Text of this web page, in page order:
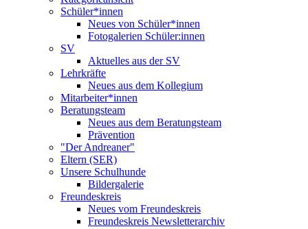
Schüler*innen
Neues von Schüler*innen
Fotogalerien Schüler:innen
SV
Aktuelles aus der SV
Lehrkräfte
Neues aus dem Kollegium
Mitarbeiter*innen
Beratungsteam
Neues aus dem Beratungsteam
Prävention
"Der Andreaner"
Eltern (SER)
Unsere Schulhunde
Bildergalerie
Freundeskreis
Neues vom Freundeskreis
Freundeskreis Newsletterarchiv